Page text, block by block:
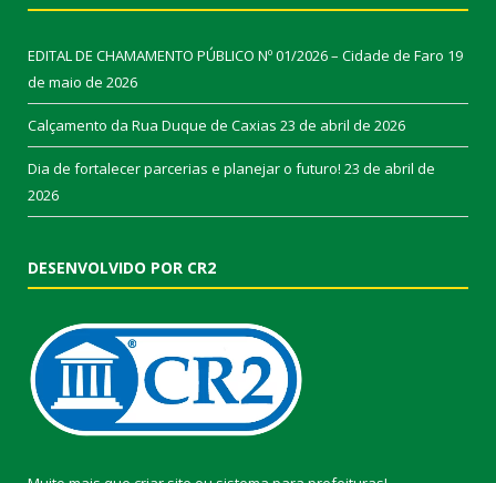
EDITAL DE CHAMAMENTO PÚBLICO Nº 01/2026 – Cidade de Faro 19
de maio de 2026
Calçamento da Rua Duque de Caxias 23 de abril de 2026
Dia de fortalecer parcerias e planejar o futuro! 23 de abril de
2026
DESENVOLVIDO POR CR2